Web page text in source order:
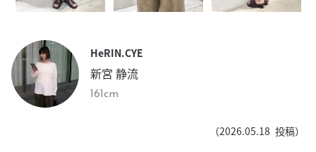
HeRIN.CYE
新宮 静流
161cm
（2026.05.18 投稿）